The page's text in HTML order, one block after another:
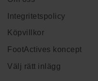
Integritetspolicy
Köpvillkor
FootActives koncept
Välj rätt inlägg